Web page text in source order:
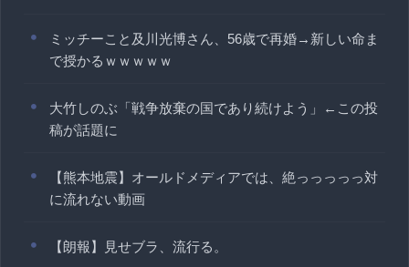
ミッチーこと及川光博さん、56歳で再婚→新しい命ま
で授かるｗｗｗｗｗ
大竹しのぶ「戦争放棄の国であり続けよう」←この投
稿が話題に
【熊本地震】オールドメディアでは、絶っっっっっ対
に流れない動画
【朗報】見せブラ、流行る。